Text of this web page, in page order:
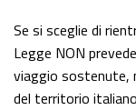
Se si sceglie di
Legge NON
viaggio sostenute,
del territorio